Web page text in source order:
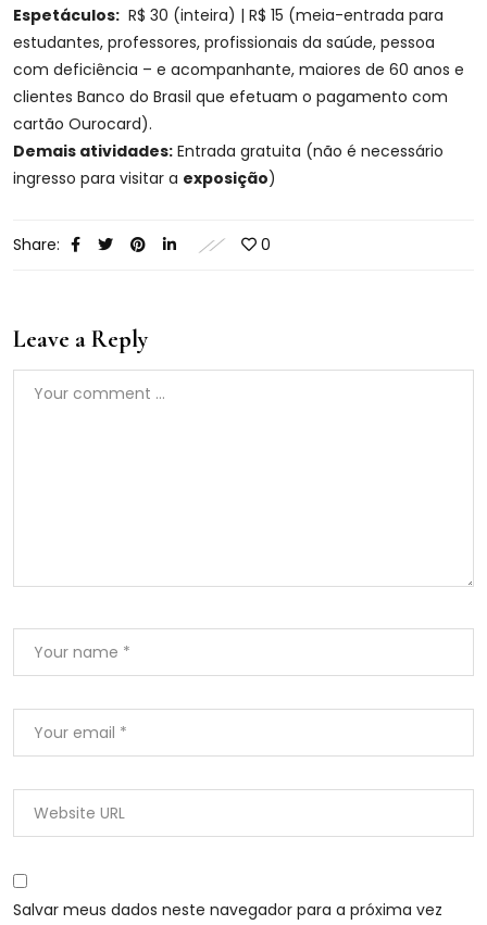
Espetáculos: R$ 30 (inteira) | R$ 15 (meia-entrada para
estudantes, professores, profissionais da saúde, pessoa
com deficiência – e acompanhante, maiores de 60 anos e
clientes Banco do Brasil que efetuam o pagamento com
cartão Ourocard).
Demais atividades: Entrada gratuita (não é necessário
ingresso para visitar a exposição)
Share: 0
Leave a Reply
Salvar meus dados neste navegador para a próxima vez